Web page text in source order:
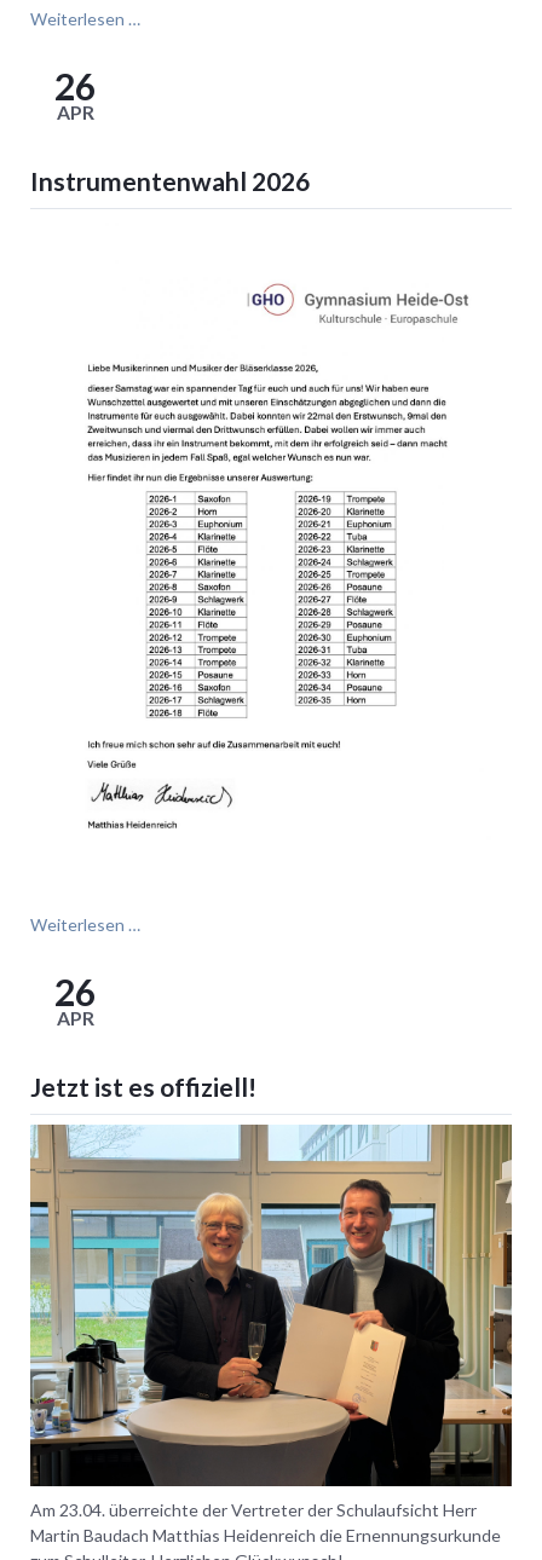
Weiterlesen …
VR-
Brille
26
APR
Instrumentenwahl 2026
Weiterlesen …
26
APR
Jetzt ist es offiziell!
Am 23.04. überreichte der Vertreter der Schulaufsicht Herr
Martin Baudach Matthias Heidenreich die Ernennungsurkunde